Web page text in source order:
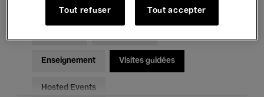
Enseignement Visites guidées
Hosted Events
Tout refuser Tout accepter